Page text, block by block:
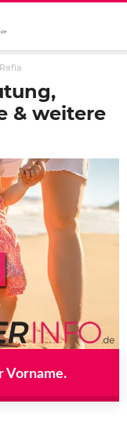
Rafia
& weitere
Vorname.